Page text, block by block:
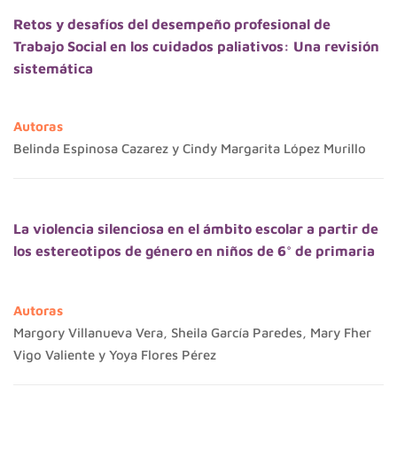
Retos y desafíos del desempeño profesional de
Trabajo Social en los cuidados paliativos: Una revisión
sistemática
Autoras
Belinda Espinosa Cazarez y Cindy Margarita López Murillo
La violencia silenciosa en el ámbito escolar a partir de
los estereotipos de género en niños de 6° de primaria
Autoras
Margory Villanueva Vera, Sheila García Paredes, Mary Fher
Vigo Valiente y Yoya Flores Pérez